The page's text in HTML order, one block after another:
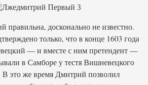
правильна, досконально не известно.
только, что в конце 1603 года
— и вместе с ним претендент —
в Самборе у тестя Вишневецкого
же время Дмитрий позволил